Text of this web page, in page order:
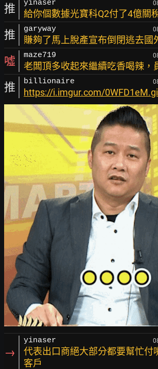
推 yinaser
給你個數據光寶科Q2付了4億關
推 garyway
賺夠了馬上脫產宣布倒閉逃去國
噓 maze719
老闆頂多收起來繼續吃香喝辣，
推 billionaire
https://i.imgur.com/
→
yinaser
代表出口商絕大部分都要幫忙付
客戶